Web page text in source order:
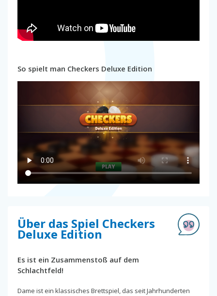
So spielt man Checkers Deluxe Edition
Über das Spiel Checkers
Deluxe Edition
Es ist ein Zusammenstoß auf dem
Schlachtfeld!
Dame ist ein klassisches Brettspiel, das seit Jahrhunderten